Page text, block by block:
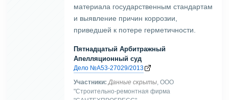
материала государственным стандартам
и выявление причин коррозии,
приведшей к потере герметичности.
Пятнадцатый Арбитражный
Апелляционный суд
Дело №А53-27029/2013
Участники: Данные скрыты , ООО
"Строительно-ремонтная фирма